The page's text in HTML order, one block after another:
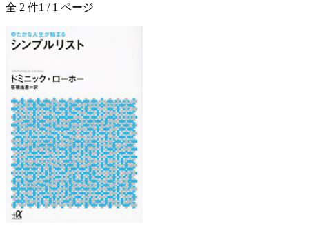
全 2 件1 / 1 ページ